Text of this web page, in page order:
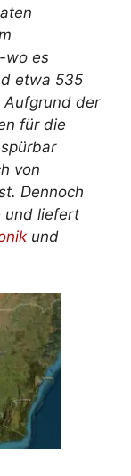
wo es
etwa 535
Aufgrund der
für die
von
Dennoch
und liefert
und